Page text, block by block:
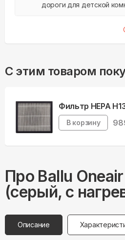
дороги для детской
свежего воздуха т.к
С этим товаром
Фильтр HEPA
В корзину
Про Ballu
(серый, с
Описание